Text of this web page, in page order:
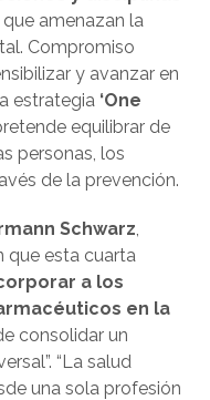
amenazan la
Compromiso
y avanzar en
estrategia ‘One
equilibrar de
personas, los
de la prevención.
Schwarz,
que esta cuarta
a los
en la
consolidar un
“La salud
una sola profesión